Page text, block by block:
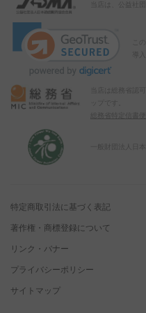
当店は、公益社
こ
導
当店は総務省認
総務省特定信書
特定商取引法に基づく表記
著作権・商標登録について
リンク・バナー
プライバシーポリシー
サイトマップ